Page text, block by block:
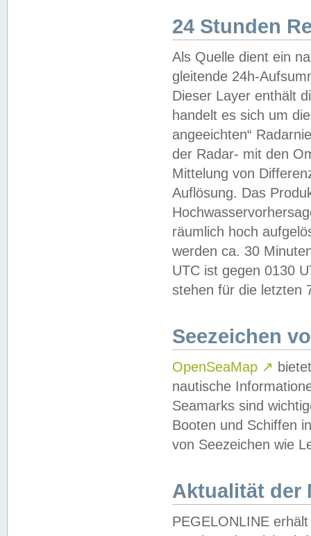
24 Stunden
Als Quelle dient ein
gleitende 24h-
Dieser Layer enthält
handelt es sich um
angeeichten“
der Radar- mit den
Mittelung von
Auflösung. Das
räumlich hoch
werden ca. 30
UTC ist gegen 0130
stehen für die letzten
Seezeichen
OpenSeaMap ↗
nautische
Seamarks sind
Booten und Schiffen
von Seezeichen wie
Aktualität der
PEGELONLINE